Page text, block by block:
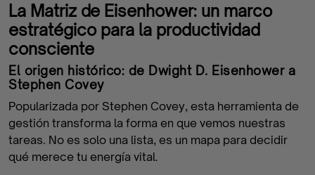
La Matriz de Eisenhower: un marco
estratégico para la productividad
consciente
El origen histórico: de Dwight D. Eisenhower a
Stephen Covey
Popularizada por Stephen Covey, esta herramienta de
gestión transforma la forma en que vemos nuestras
tareas. No es solo una lista, es un mapa para decidir
qué merece tu energía vital.